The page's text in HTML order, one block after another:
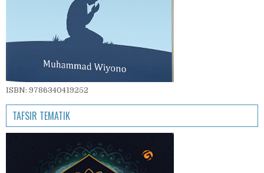
ISBN: 9786340419252
TAFSIR TEMATIK